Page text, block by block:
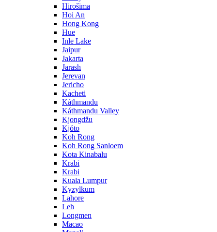
Hirošima
Hoi An
Hong Kong
Hue
Inle Lake
Jaipur
Jakarta
Jarash
Jerevan
Jericho
Kacheti
Káthmandu
Káthmandu Valley
Kjongdžu
Kjóto
Koh Rong
Koh Rong Sanloem
Kota Kinabalu
Krabi
Krabi
Kuala Lumpur
Kyzylkum
Lahore
Leh
Longmen
Macao